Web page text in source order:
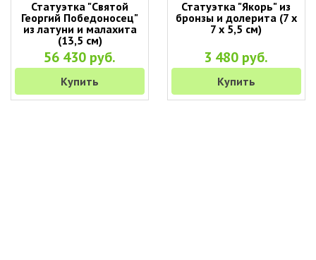
Статуэтка "Святой
Георгий Победоносец"
из латуни и малахита
(13,5 см)
56 430 руб.
Купить
Статуэтка "Якорь" из
бронзы и долерита (7 х
7 х 5,5 см)
3 480 руб.
Купить